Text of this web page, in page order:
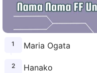
Maria Ogata
Hanako